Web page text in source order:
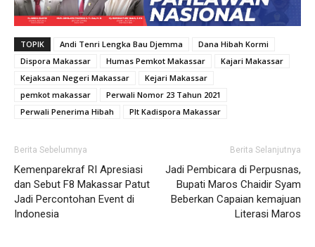
TOPIK Andi Tenri Lengka Bau Djemma
Dana Hibah Kormi
Dispora Makassar
Humas Pemkot Makassar
Kajari Makassar
Kejaksaan Negeri Makassar
Kejari Makassar
pemkot makassar
Perwali Nomor 23 Tahun 2021
Perwali Penerima Hibah
Plt Kadispora Makassar
Berita Sebelumnya
Kemenparekraf RI Apresiasi
dan Sebut F8 Makassar Patut
Jadi Percontohan Event di
Indonesia
Berita Selanjutnya
Jadi Pembicara di Perpusnas,
Bupati Maros Chaidir Syam
Beberkan Capaian kemajuan
Literasi Maros